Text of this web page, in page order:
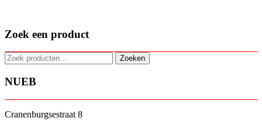
Zoek een product
Zoeken
naar:
Zoeken
NUEB
Cranenburgsestraat 8